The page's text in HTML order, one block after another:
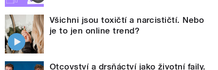
Všichni jsou toxičtí a narcističtí. Nebo
je to jen online trend?
Otcovství a drsňáctví jako životní faily.